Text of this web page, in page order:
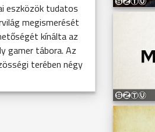
eszközök tudatos
megismerését
kínálta az
gamer tábora. Az
terében négy